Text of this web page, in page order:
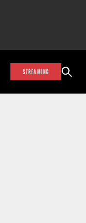
STREAMING